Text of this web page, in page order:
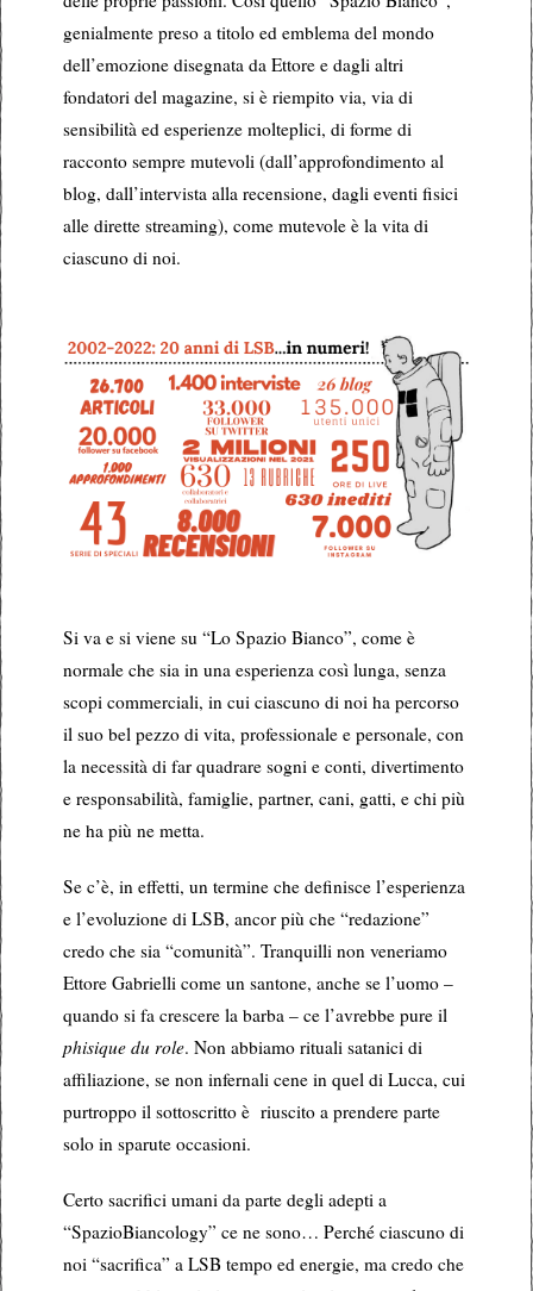
genialmente preso a titolo ed emblema del mondo
dell’emozione disegnata da Ettore e dagli altri
fondatori del magazine, si è riempito via, via di
sensibilità ed esperienze molteplici, di forme di
racconto sempre mutevoli (dall’approfondimento al
blog, dall’intervista alla recensione, dagli eventi fisici
alle dirette streaming), come mutevole è la vita di
ciascuno di noi.
Si va e si viene su “Lo Spazio Bianco”, come è
normale che sia in una esperienza così lunga, senza
scopi commerciali, in cui ciascuno di noi ha percorso
il suo bel pezzo di vita, professionale e personale, con
la necessità di far quadrare sogni e conti, divertimento
e responsabilità, famiglie, partner, cani, gatti, e chi più
ne ha più ne metta.
Se c’è, in effetti, un termine che definisce l’esperienza
e l’evoluzione di LSB, ancor più che “redazione”
credo che sia “comunità”. Tranquilli non veneriamo
Ettore Gabrielli come un santone, anche se l’uomo –
quando si fa crescere la barba – ce l’avrebbe pure il
phisique du role. Non abbiamo rituali satanici di
affiliazione, se non infernali cene in quel di Lucca, cui
purtroppo il sottoscritto è riuscito a prendere parte
solo in sparute occasioni.
Certo sacrifici umani da parte degli adepti a
“SpazioBiancology” ce ne sono… Perché ciascuno di
noi “sacrifica” a LSB tempo ed energie, ma credo che